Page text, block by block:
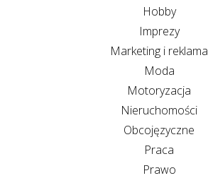
Hobby
Imprezy
Marketing i reklama
Moda
Motoryzacja
Nieruchomości
Obcojęzyczne
Praca
Prawo